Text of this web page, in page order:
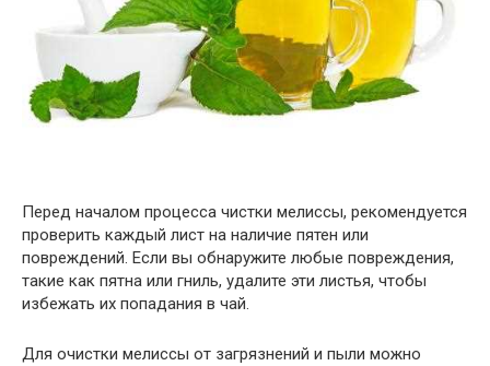
Перед началом процесса чистки мелиссы, рекомендуется
проверить каждый лист на наличие пятен или
повреждений. Если вы обнаружите любые повреждения,
такие как пятна или гниль, удалите эти листья, чтобы
избежать их попадания в чай.
Для очистки мелиссы от загрязнений и пыли можно